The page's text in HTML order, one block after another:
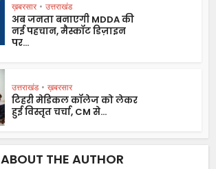
ख़बरसार • उत्तराखंड
अब जनता बनाएगी MDDA की
नई पहचान, मैस्कॉट डिज़ाइन
पर...
उत्तराखंड • ख़बरसार
टिहरी मेडिकल कॉलेज को लेकर
हुई विस्तृत चर्चा, CM से...
ABOUT THE AUTHOR